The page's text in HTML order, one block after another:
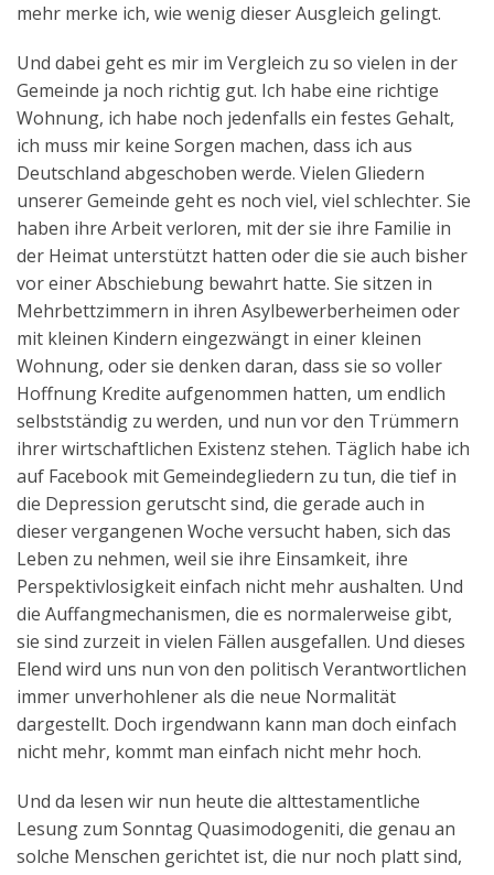
mehr merke ich, wie wenig dieser Ausgleich gelingt.
Und dabei geht es mir im Vergleich zu so vielen in der
Gemeinde ja noch richtig gut. Ich habe eine richtige
Wohnung, ich habe noch jedenfalls ein festes Gehalt,
ich muss mir keine Sorgen machen, dass ich aus
Deutschland abgeschoben werde. Vielen Gliedern
unserer Gemeinde geht es noch viel, viel schlechter. Sie
haben ihre Arbeit verloren, mit der sie ihre Familie in
der Heimat unterstützt hatten oder die sie auch bisher
vor einer Abschiebung bewahrt hatte. Sie sitzen in
Mehrbettzimmern in ihren Asylbewerberheimen oder
mit kleinen Kindern eingezwängt in einer kleinen
Wohnung, oder sie denken daran, dass sie so voller
Hoffnung Kredite aufgenommen hatten, um endlich
selbstständig zu werden, und nun vor den Trümmern
ihrer wirtschaftlichen Existenz stehen. Täglich habe ich
auf Facebook mit Gemeindegliedern zu tun, die tief in
die Depression gerutscht sind, die gerade auch in
dieser vergangenen Woche versucht haben, sich das
Leben zu nehmen, weil sie ihre Einsamkeit, ihre
Perspektivlosigkeit einfach nicht mehr aushalten. Und
die Auffangmechanismen, die es normalerweise gibt,
sie sind zurzeit in vielen Fällen ausgefallen. Und dieses
Elend wird uns nun von den politisch Verantwortlichen
immer unverhohlener als die neue Normalität
dargestellt. Doch irgendwann kann man doch einfach
nicht mehr, kommt man einfach nicht mehr hoch.
Und da lesen wir nun heute die alttestamentliche
Lesung zum Sonntag Quasimodogeniti, die genau an
solche Menschen gerichtet ist, die nur noch platt sind,